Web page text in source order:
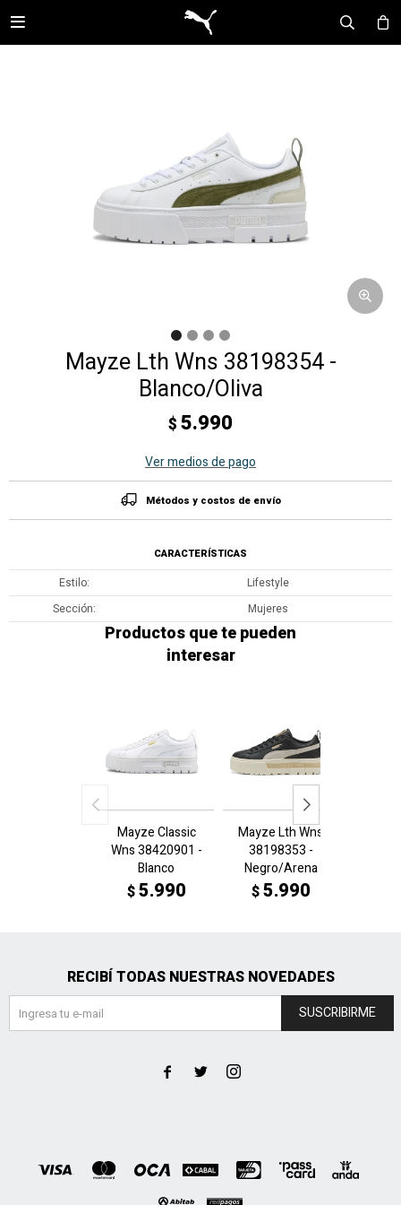

Mayze Lth Wns 38198354 -
Blanco/Oliva
$ 5.990
Ver medios de pago
Métodos y costos de envío
CARACTERÍSTICAS
Estilo
Lifestyle
Sección
Mujeres
Productos que te pueden
interesar
Mayze Classic
Wns 38420901 -
Blanco
$5.990
Mayze Lth Wns
38198353 -
Negro/Arena
$5.990
RECIBÍ TODAS NUESTRAS NOVEDADES
SUSCRIBIRME
  